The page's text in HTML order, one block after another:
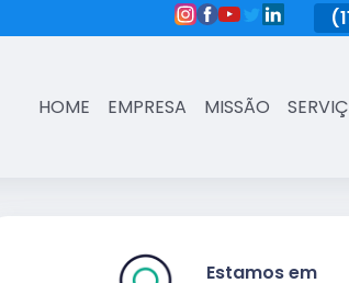
3431-7374
HOME EMPRESA MISSÃO
Estamos em